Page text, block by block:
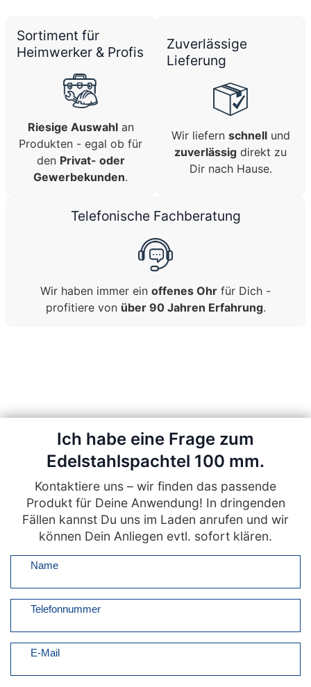
Sortiment für
Heimwerker & Profis
Riesige Auswahlan
Produkten - egal ob für
den Privat- oder
Gewerbekunden.
Zuverlässige
Lieferung
Wir liefern schnellund
zuverlässig direkt zu
Dir nach Hause.
Telefonische Fachberatung
Wir haben immer ein offenes Ohr für Dich -
profitiere von über 90 Jahren Erfahrung.
Ich habe eine Frage zum
Edelstahlspachtel 100 mm.
Kontaktiere uns – wir finden das passende
Produkt für Deine Anwendung! In dringenden
Fällen kannst Du uns im Laden anrufen und wir
können Dein Anliegen evtl. sofort klären.
Name
Telefonnummer
E-Mail